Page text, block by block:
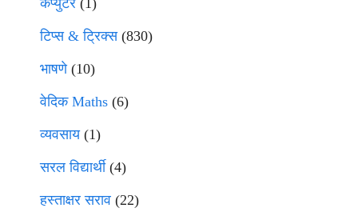
कंप्युटर (1)
टिप्स & ट्रिक्स(830)
भाषणे(10)
वेदिक Maths (6)
व्यवसाय(1)
सरल विद्यार्थी(4)
हस्ताक्षर सराव (22)